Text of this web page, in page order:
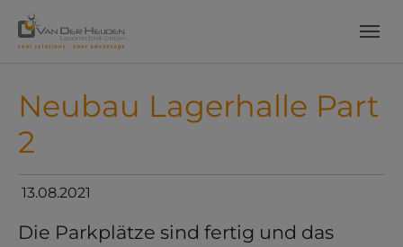
Neubau Lagerhalle Part
2
13.08.2021
Die Parkplätze sind fertig und das